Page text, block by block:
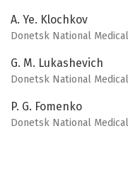
A. Ye. Klochkov
Donetsk National
G. M. Lukashevich
Donetsk National
P. G. Fomenko
Donetsk National